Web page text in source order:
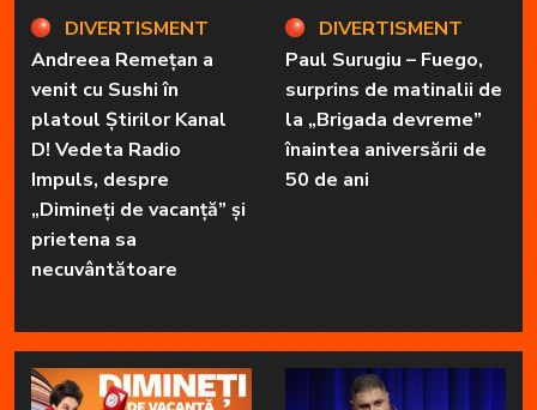
DIVERTISMENT
Andreea Remețan a
venit cu Sushi în
platoul Știrilor Kanal
D! Vedeta Radio
Impuls, despre
„Dimineți de vacanță” și
prietena sa
necuvântătoare
DIVERTISMENT
Paul Surugiu – Fuego,
surprins de matinalii de
la „Brigada devreme”
înaintea aniversării de
50 de ani